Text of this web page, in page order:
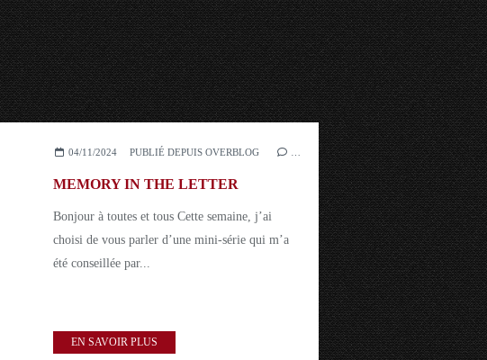
04/11/2024 PUBLIÉ DEPUIS OVERBLOG
MEMORY IN THE LETTER
Bonjour à toutes et tous Cette semaine, j’ai
choisi de vous parler d’une mini-série qui m’a
été conseillée par...
EN SAVOIR PLUS